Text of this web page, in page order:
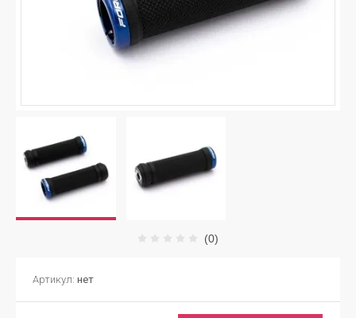
(0)
Артикул: нет